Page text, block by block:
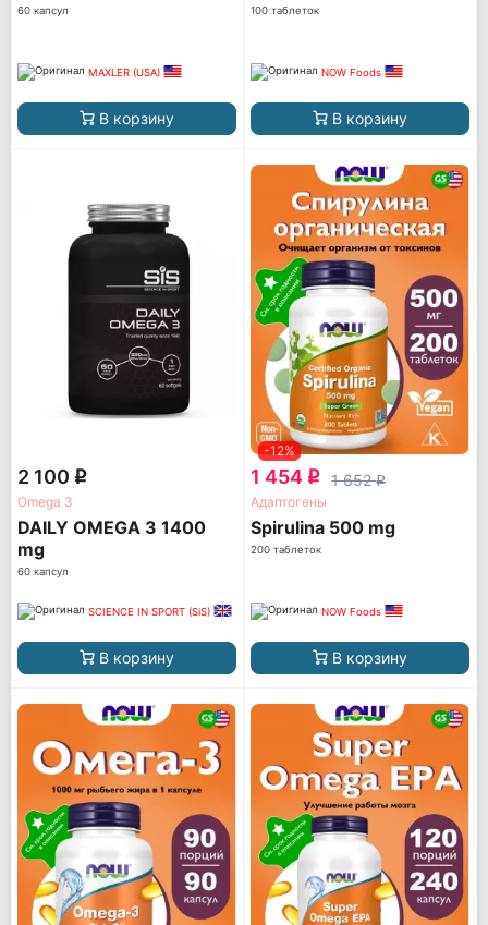
60 капсул
MAXLER (USA)
В корзину
100 таблеток
NOW Foods
В корзину
2 100 q
Omega 3
DAILY OMEGA 3 1400
mg
60 капсул
SCIENCE IN SPORT (SiS)
В корзину
-12%
1 454 q 1 652q
Адаптогены
Spirulina 500 mg
200 таблеток
NOW Foods
В корзину